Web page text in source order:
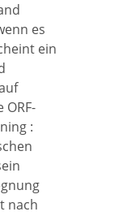
es
ein
:
nach